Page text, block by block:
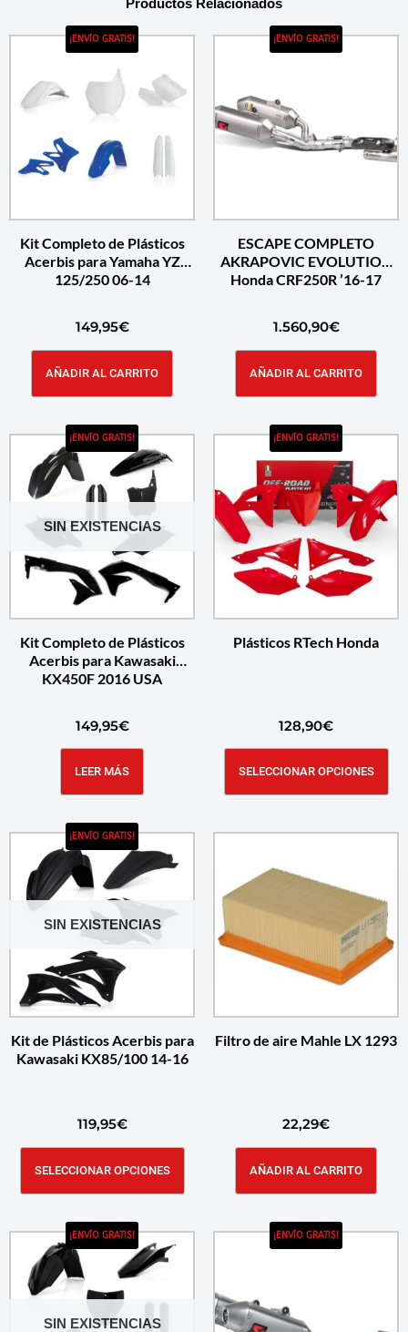
Productos Relacionados
¡ENVÍO GRATIS!
Kit Completo de Plásticos
Acerbis para Yamaha YZ
125/250 06-14
149,95€
AÑADIR AL CARRITO
¡ENVÍO GRATIS!
ESCAPE COMPLETO
AKRAPOVIC EVOLUTION
Honda CRF250R ’16-17
1.560,90€
AÑADIR AL CARRITO
SIN EXISTENCIAS
¡ENVÍO GRATIS!
Kit Completo de Plásticos
Acerbis para Kawasaki
KX450F 2016 USA
149,95€
LEER MÁS
¡ENVÍO GRATIS!
Plásticos RTech Honda
128,90€
SELECCIONAR OPCIONES
SIN EXISTENCIAS
¡ENVÍO GRATIS!
Kit de Plásticos Acerbis para
Kawasaki KX85/100 14-16
119,95€
SELECCIONAR OPCIONES
Filtro de aire Mahle LX 1293
22,29€
AÑADIR AL CARRITO
SIN EXISTENCIAS
¡ENVÍO GRATIS! ¡ENVÍO GRATIS!